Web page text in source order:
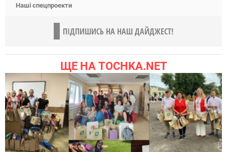
Наші спецпроекти
ПІДПИШИСЬ НА НАШ ДАЙДЖЕСТ!
ЩЕ НА TOCHKA.NET